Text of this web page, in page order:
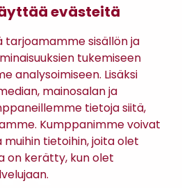
evästeitä
sisällön ja
tukemiseen
analysoimiseen. Lisäksi
mainosalan ja
tietoja siitä,
Kumppanimme voivat
tietoihin, joita olet
on kerätty, kun olet
Ratsula Café